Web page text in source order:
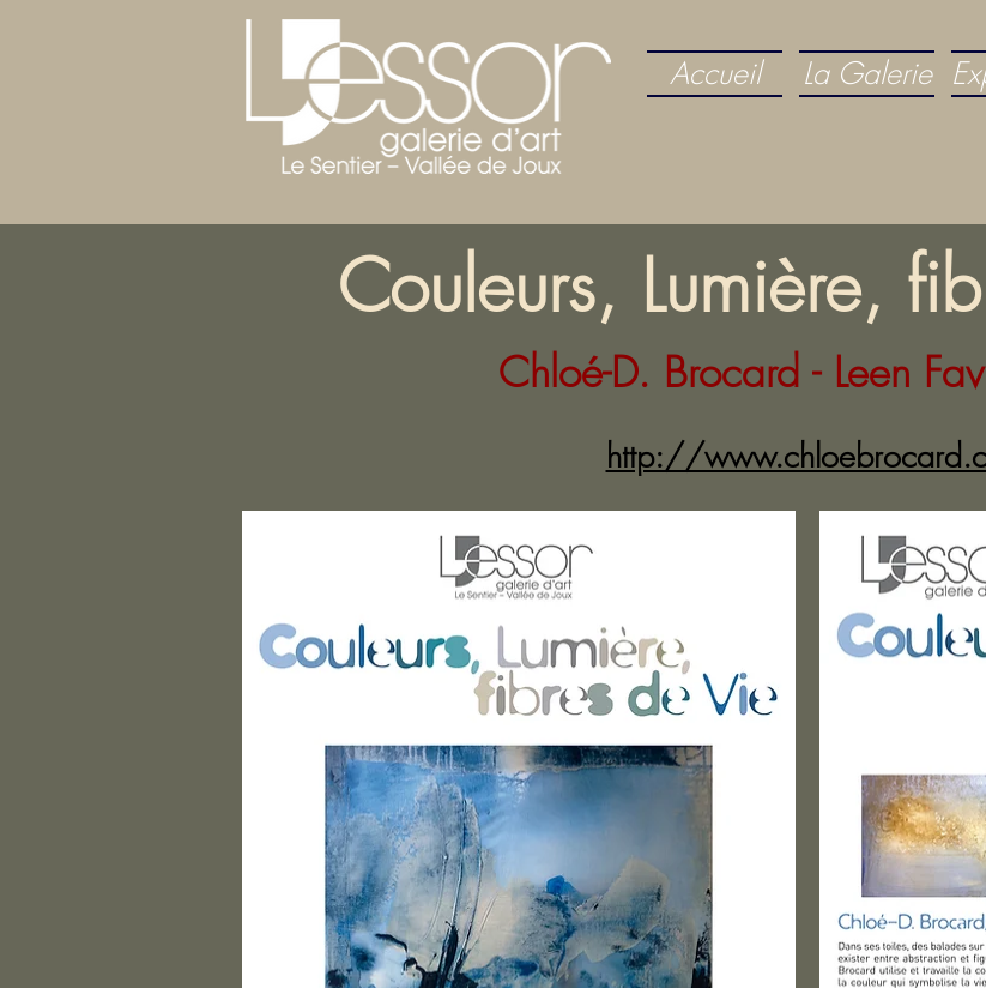
Accueil La Galerie
Couleurs, Lumière,
Chloé-D. Brocard - Leen
http://